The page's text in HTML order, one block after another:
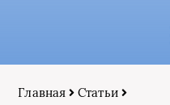
Главная Статьи